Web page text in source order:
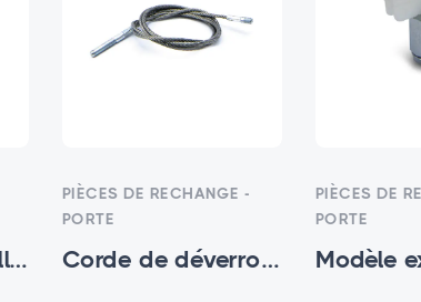
corde-de-verrouillage-d-urgence-1.5 - HTM-SP-001
PIÈCES DE RECHANGE -
PORTE
Corde de déverrouillage d'urgence 3MM - HTM-SP-002
PIÈCES DE
PORTE